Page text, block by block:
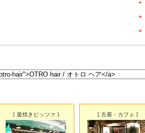
[ 釜焼きピッツァ ] [ 古着・カフェ ]